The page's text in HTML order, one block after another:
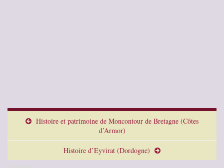
Histoire et patrimoine de Moncontour de Bretagne (Côtes
d’Armor)
Histoire d’Eyvirat (Dordogne)